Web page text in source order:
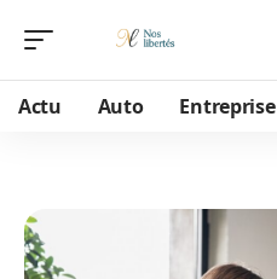
Actu Auto Entreprise